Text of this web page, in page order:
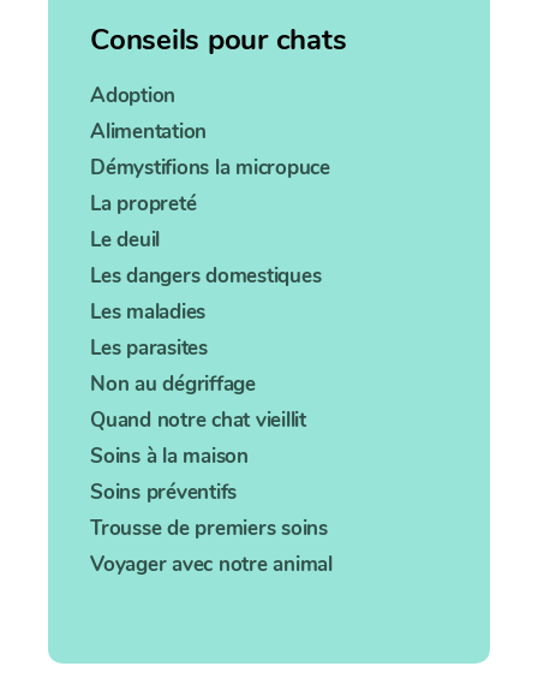
Conseils pour chats
Adoption
Alimentation
Démystifions la micropuce
La propreté
Le deuil
Les dangers domestiques
Les maladies
Les parasites
Non au dégriffage
Quand notre chat vieillit
Soins à la maison
Soins préventifs
Trousse de premiers soins
Voyager avec notre animal